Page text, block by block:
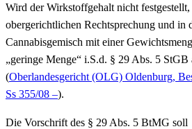
Wird der Wirkstoffgehalt nicht
obergerichtlichen Rechtsprechung und in
Cannabisgemisch mit einer
„geringe Menge“ i.S.d. § 29 Abs. 5 StGB
(Oberlandesgericht (OLG) Oldenburg,
Ss 355/08 –).
Die Vorschrift des § 29 Abs. 5 BtMG soll